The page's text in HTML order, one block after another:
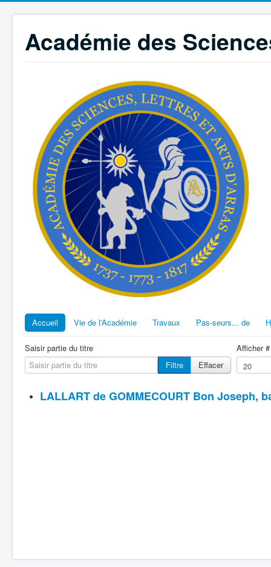
Académie des
Accueil Vie de l'Académie Travaux Pas-seurs... de
Saisir partie du titre
Filtre
Effacer
Afficher #
LALLART de GOMMECOURT Bon Joseph,